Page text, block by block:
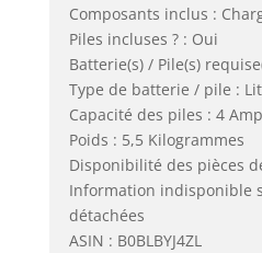
Composants inclus :
Piles incluses ? : Oui
Batterie(s) / Pile(s)
Type de batterie / pile :
Capacité des piles : 4
Poids : 5,5 Kilogrammes
Disponibilité des pièces
Information indisponible
détachées
ASIN : B0BLBYJ4ZL